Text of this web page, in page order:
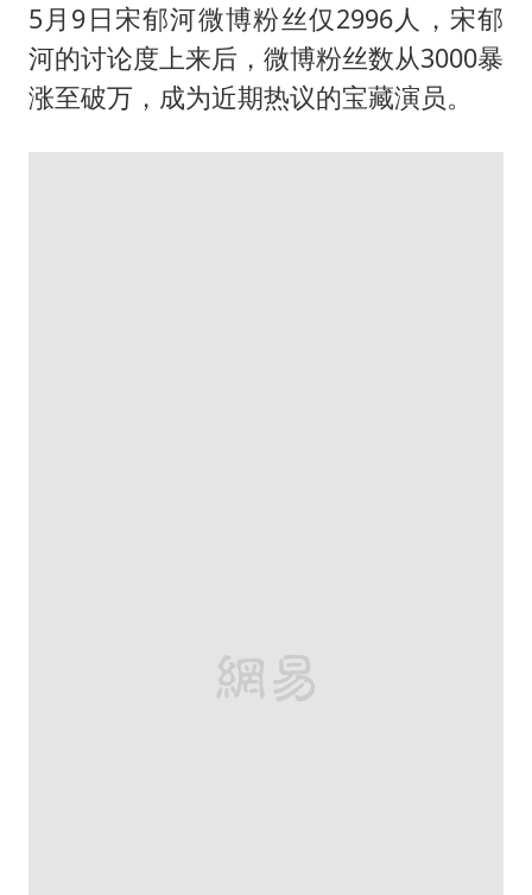
5月9日宋郁河微博粉丝仅2996人，宋郁
河的讨论度上来后，微博粉丝数从3000暴
涨至破万，成为近期热议的宝藏演员。